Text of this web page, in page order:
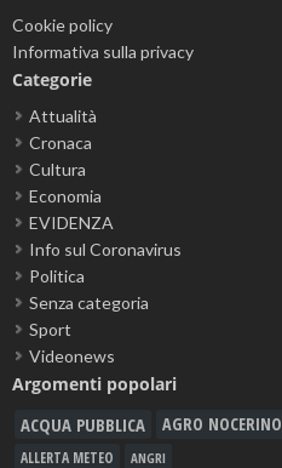
Cookie policy
Informativa sulla privacy
Categorie
Attualità
Cronaca
Cultura
Economia
EVIDENZA
Info sul Coronavirus
Politica
Senza categoria
Sport
Videonews
Argomenti popolari
ACQUA PUBBLICA AGRO NOCERINO
ALLERTA METEO ANGRI